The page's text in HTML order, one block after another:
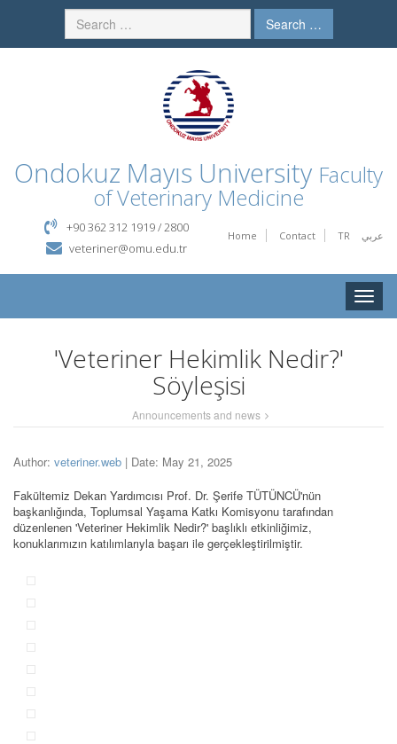
Search …
Ondokuz Mayıs University Faculty
of Veterinary Medicine
Home Contact TR عربي
+90 362 312 1919 / 2800
veteriner@omu.edu.tr
Toggle
'Veteriner Hekimlik Nedir?'
Söyleşisi
Announcements and news
Author: veteriner.web | Date: May 21, 2025
Fakültemiz Dekan Yardımcısı Prof. Dr. Şerife TÜTÜNCÜ'nün
başkanlığında, Toplumsal Yaşama Katkı Komisyonu tarafından
düzenlenen 'Veteriner Hekimlik Nedir?' başlıklı etkinliğimiz,
konuklarımızın katılımlarıyla başarı ile gerçekleştirilmiştir.